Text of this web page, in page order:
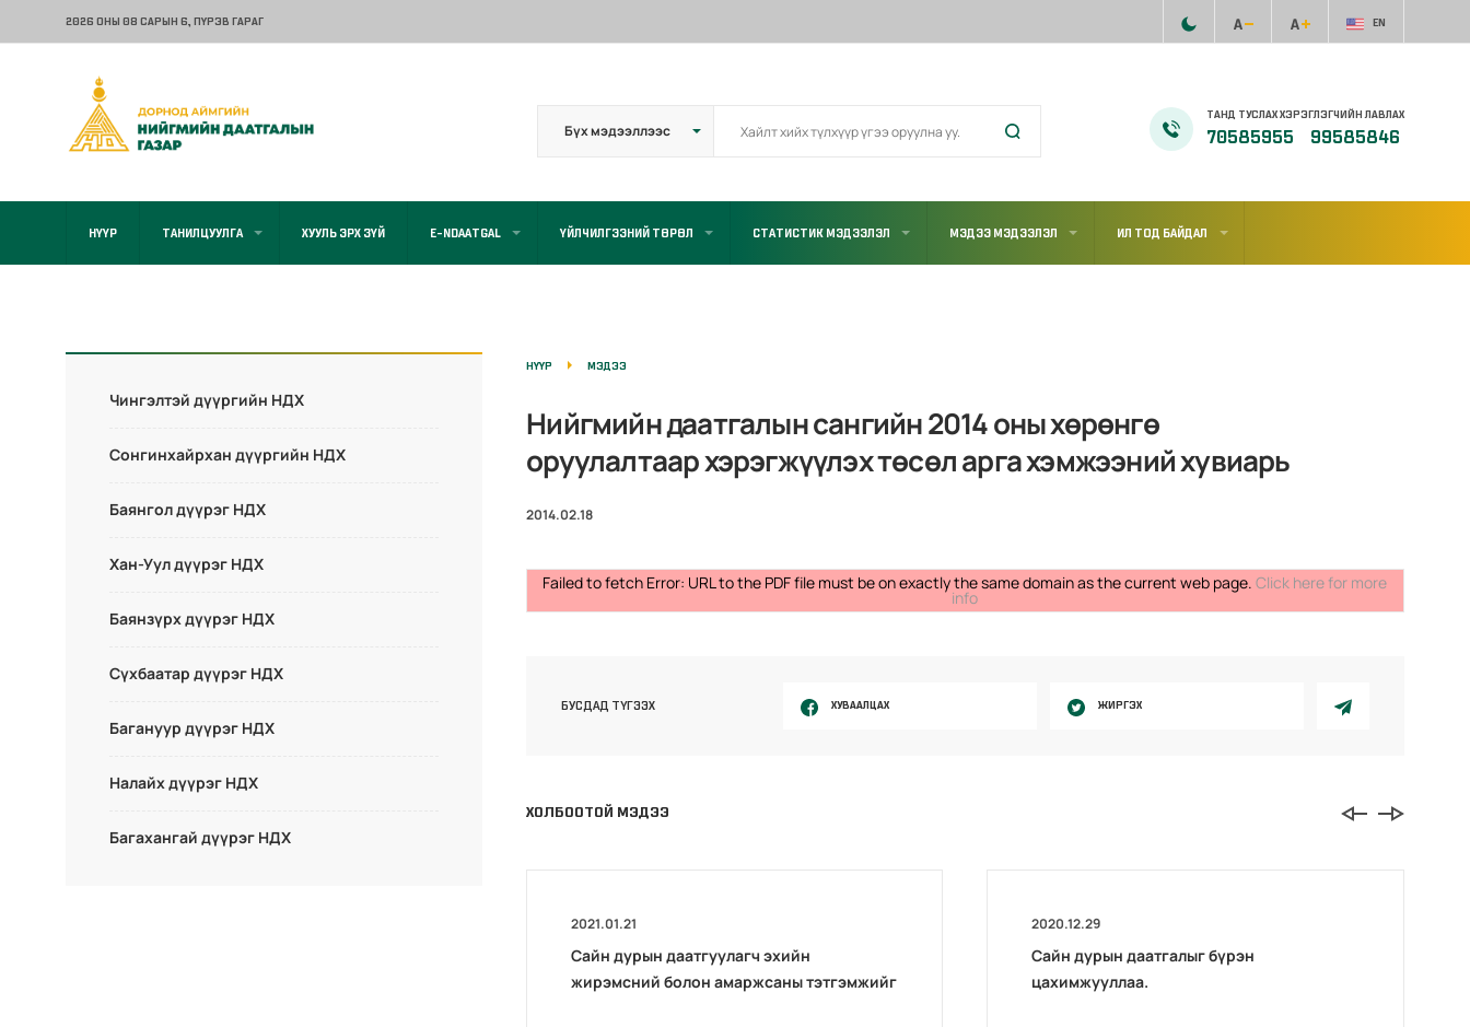
2026 ОНЫ 08 САРЫН 6, ПҮРЭВ ГАРАГ EN
ТАНД ТУСЛАХ ХЭРЭГЛЭГЧИЙН ЛАВЛАХ
70585955 99585846
НҮҮР ТАНИЛЦУУЛГА ХУУЛЬ ЭРХ ЗҮЙ E-NDAATGAL ҮЙЛЧИЛГЭЭНИЙ ТӨРӨЛ СТАТИСТИК МЭДЭЭЛЭЛ МЭДЭЭ МЭДЭЭЛЭЛ ИЛ ТОД БАЙДАЛ
Чингэлтэй дүүргийн НДХ
Сонгинхайрхан дүүргийн НДХ
Баянгол дүүрэг НДХ
Хан-Уул дүүрэг НДХ
Баянзүрх дүүрэг НДХ
Сүхбаатар дүүрэг НДХ
Багануур дүүрэг НДХ
Налайх дүүрэг НДХ
Багахангай дүүрэг НДХ
НҮҮР МЭДЭЭ
Нийгмийн даатгалын сангийн 2014 оны хөрөнгө
оруулалтаар хэрэгжүүлэх төсөл арга хэмжээний хувиарь
2014.02.18
Failed to fetch Error: URL to the PDF file must be on exactly the same domain as the current web page.Click here for more
info
БУСДАД ТҮГЭЭХ ХУВААЛЦАХ ЖИРГЭХ
ХОЛБООТОЙ МЭДЭЭ
2021.01.21
Сайн дурын даатгуулагч эхийн
жирэмсний болон амаржсаны тэтгэмжийг
2020.12.29
Сайн дурын даатгалыг бүрэн
цахимжууллаа.